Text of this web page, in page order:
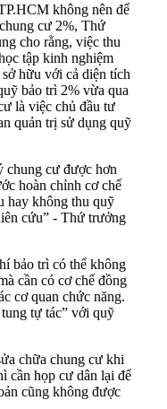
không nên để
cư 2%, Thứ
cho rằng, việc thu
tập kinh nghiệm
hữu với cả diện tích
bảo trì 2% vừa qua
là việc chủ đầu tư
quản trị sử dụng quỹ
chung cư được hơn
hoàn chỉnh cơ chế
hay không thu quỹ
cứu” - Thứ trưởng
bảo trì có thể không
cần có cơ chế đồng
cơ quan chức năng.
tự tác” với quỹ
chữa chung cư khi
cần họp cư dân lại để
cũng không được